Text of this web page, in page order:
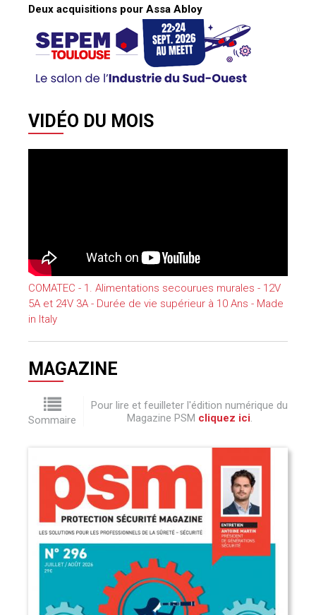
Deux acquisitions pour Assa Abloy
VIDÉO DU MOIS
COMATEC - 1. Alimentations secourues murales - 12V
5A et 24V 3A - Durée de vie supérieur à 10 Ans - Made
in Italy
MAGAZINE
Sommaire
Pour lire et feuilleter l'édition numérique du
Magazine PSM cliquez ici.